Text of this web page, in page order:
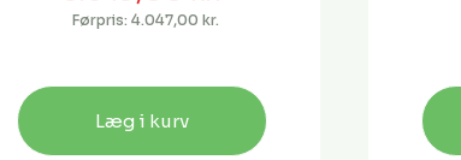
Førpris: 4.047,00 kr.
Læg i kurv